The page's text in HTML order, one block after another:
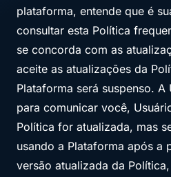
plataforma, entende que é
consultar esta Política
se concorda com as
aceite as atualizações da
Plataforma será suspenso.
para comunicar você,
Política for atualizada, mas
usando a Plataforma após a
versão atualizada da